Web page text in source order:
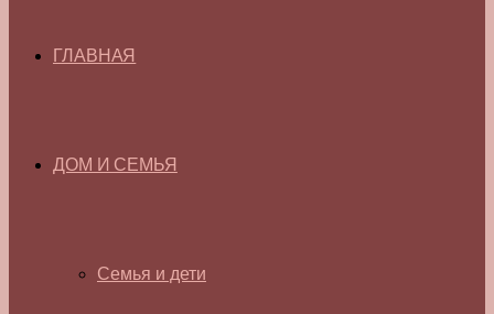
ГЛАВНАЯ
ДОМ И СЕМЬЯ
Семья и дети